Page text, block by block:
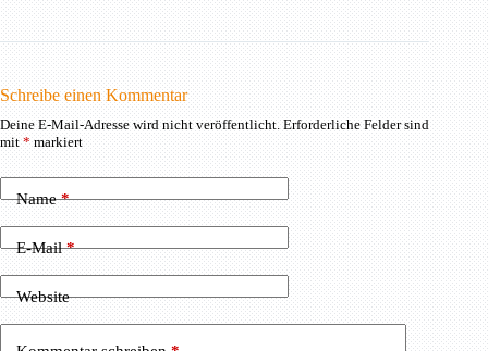
Schreibe einen Kommentar
Deine E-Mail-Adresse wird nicht veröffentlicht. Erforderliche Felder sind
mit*markiert
Name*
E-Mail*
Website